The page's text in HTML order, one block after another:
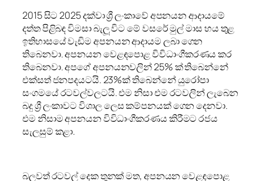
2015 සිට 2025 දක්වා ශ්‍රී ලංකාවේ අපනයන ආදායමේ
දත්ත පිළිබඳ විමසා බැලූ විට මේ වසරේ මුල් මාස හය තුළ
ඉතිහාසයේ වැඩිම අපනයන ආදායම ලබා ගෙන
තිබෙනවා. අපනයන වෙළඳපොළ විවිධාංගීකරණය කර
තිබෙනවා. අපගේ අපනයනවලින් 25% ක් තිබෙන්නේ
එක්සත් ජනපදයටයි. 23%ක් තිබෙන්නේ යුරෝපා
සංගමයේ රටවල්වලටයි. එම නිසා එම රටවලින් ලැබෙන
බදු ශ්‍රී ලංකාවට විශාල ලෙස කම්පනයක් ගෙන දෙනවා.
එම නිසාම අපනයන විවිධාංගීකරණය කිරීමට රජය
සැලසුම් කළා.
බලවත් රටවල් දෙක තුනක් මත, අපනයන වෙළඳපොළ